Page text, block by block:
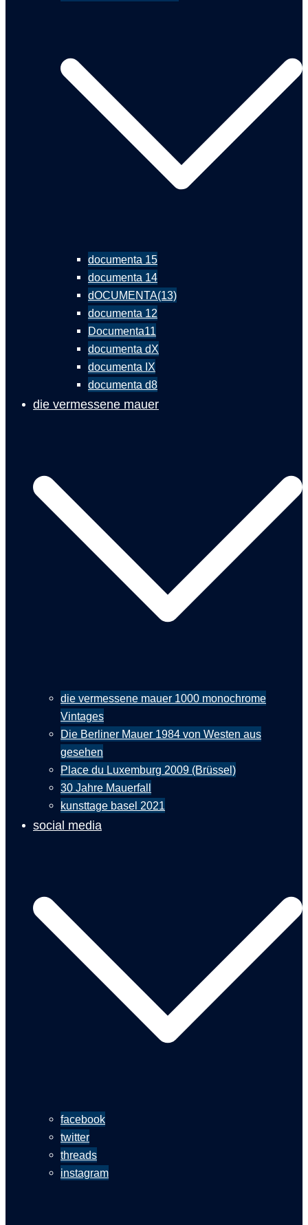
documenta 15
documenta 14
dOCUMENTA(13)
documenta 12
Documenta11
documenta dX
documenta IX
documenta d8
die vermessene mauer
die vermessene mauer 1000 monochrome
Vintages
Die Berliner Mauer 1984 von Westen aus
gesehen
Place du Luxemburg 2009 (Brüssel)
30 Jahre Mauerfall
kunsttage basel 2021
social media
facebook
twitter
threads
instagram